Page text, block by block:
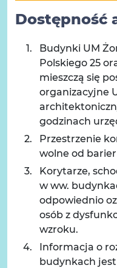
Dostępność
Budynki UM
Polskiego 25
mieszczą się
organizacyjne
godzinach
Przestrzenie
wolne od
Korytarze,
w ww.
odpowiednio
osób z
wzroku.
Informacja o
budynkach